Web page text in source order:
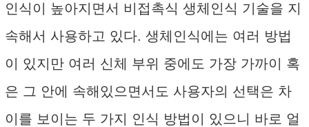
인식이 높아지면서 비접촉식 생체인식 기술을 지
속해서 사용하고 있다. 생체인식에는 여러 방법
이 있지만 여러 신체 부위 중에도 가장 가까이 혹
은 그 안에 속해있으면서도 사용자의 선택은 차
이를 보이는 두 가지 인식 방법이 있으니 바로 얼